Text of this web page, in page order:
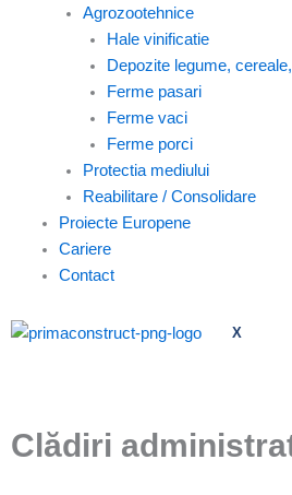
Agrozootehnice
Hale vinificatie
Depozite legume,
Ferme pasari
Ferme vaci
Ferme porci
Protectia mediului
Reabilitare / Consolidare
Proiecte Europene
Cariere
Contact
X
Clădiri